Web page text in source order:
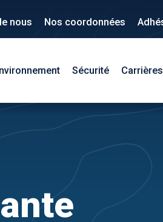
nous Nos coordonnées
Sécurité Carrières